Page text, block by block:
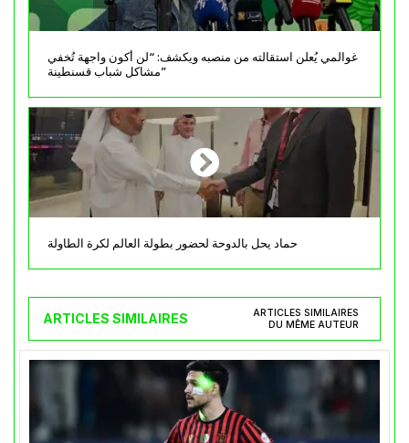
غوالمي يُعلن استقالته من منصبه ويكشف: “لن أكون واجهة تُخفي
مشاكل شباب قسنطينة”
حماد يحل بالدوحة لحضور بطولة العالم لكرة الطاولة
ARTICLES SIMILAIRES
ARTICLES SIMILAIRES
DU MÊME AUTEUR